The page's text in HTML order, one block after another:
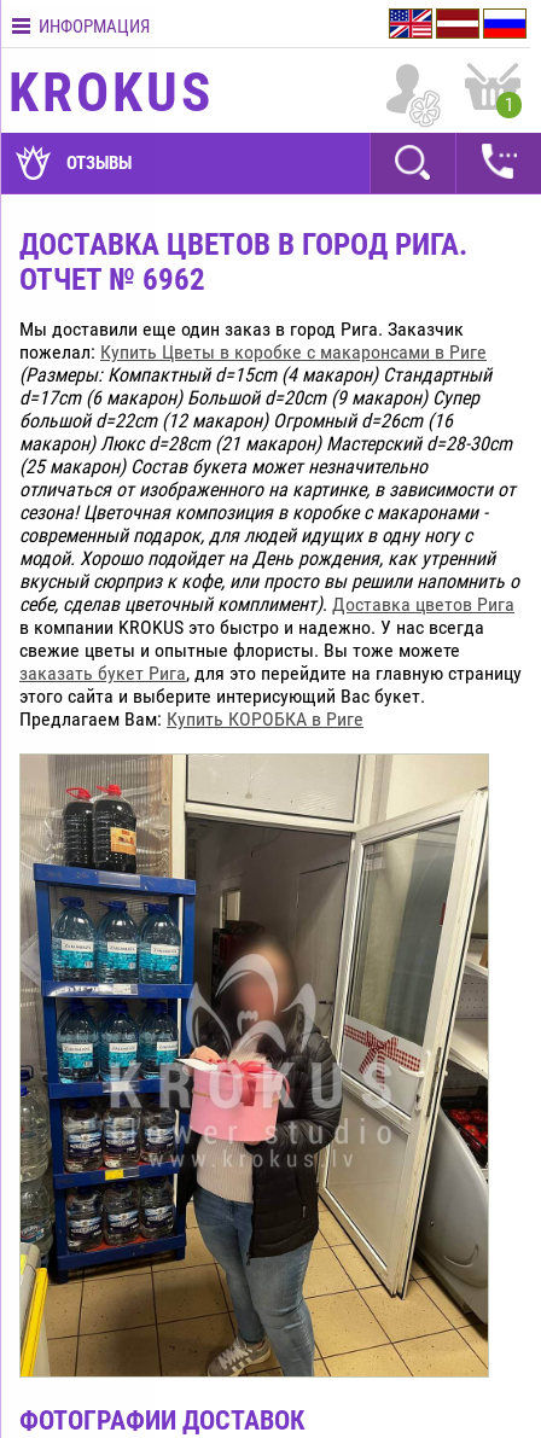
Контакты
Условия
ГАРАНТИИ
оплатить?
Как
заказ?
ИНФОРМАЦИЯ
KROKUS 1
ОТЗЫВЫ
ДОСТАВКА ЦВЕТОВ В ГОРОД РИГА.
ОТЧЕТ № 6962
Мы доставили еще один заказ в город Рига. Заказчик
пожелал: Купить Цветы в коробке с макарoнcами в Риге
(Размеры: Компактный d=15cm (4 макарон) Стандартный
d=17cm (6 макарон) Большой d=20cm (9 макарон) Супер
большой d=22cm (12 макарон) Огромный d=26cm (16
макарон) Люкс d=28cm (21 макарон) Мастерский d=28-30cm
(25 макарон) Состав букета может незначительно
отличаться от изображенного на картинке, в зависимости от
сезона! Цветочная композиция в коробке с макаронами -
современный подарок, для людей идущих в одну ногу с
модой. Хорошо подойдет на День рождения, как утренний
вкусный сюрприз к кофе, или просто вы решили напомнить о
себе, сделав цветочный комплимент). Доставка цветов Рига
в компании KROKUS это быстро и надежно. У нас всегда
свежие цветы и опытные флористы. Вы тоже можете
заказать букет Рига, для это перейдите на главную страницу
этого сайта и выберите интерисующий Вас букет.
Предлагаем Вам: Купить КОРОБКА в Риге
ФОТОГРАФИИ ДОСТАВОК